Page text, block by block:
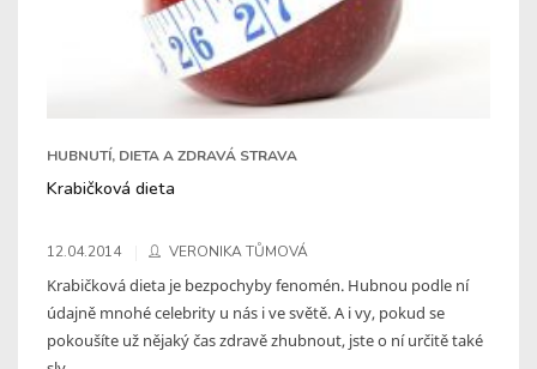
HUBNUTÍ, DIETA A ZDRAVÁ STRAVA
Krabičková dieta
12.04.2014 VERONIKA TŮMOVÁ
Krabičková dieta je bezpochyby fenomén. Hubnou podle ní
údajně mnohé celebrity u nás i ve světě. A i vy, pokud se
pokoušíte už nějaký čas zdravě zhubnout, jste o ní určitě také